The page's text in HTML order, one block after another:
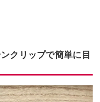
クリップで簡単に目